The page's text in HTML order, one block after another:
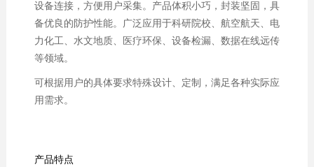
设备连接，方便用户采集。产品体积小巧，封装坚固，具
备优良的防护性能。广泛应用于科研院校、航空航天、电
力化工、水文地质、医疗环保、设备检漏、数据在线远传
等领域。
可根据用户的具体要求特殊设计、定制，满足各种实际应
用需求。
产品特点